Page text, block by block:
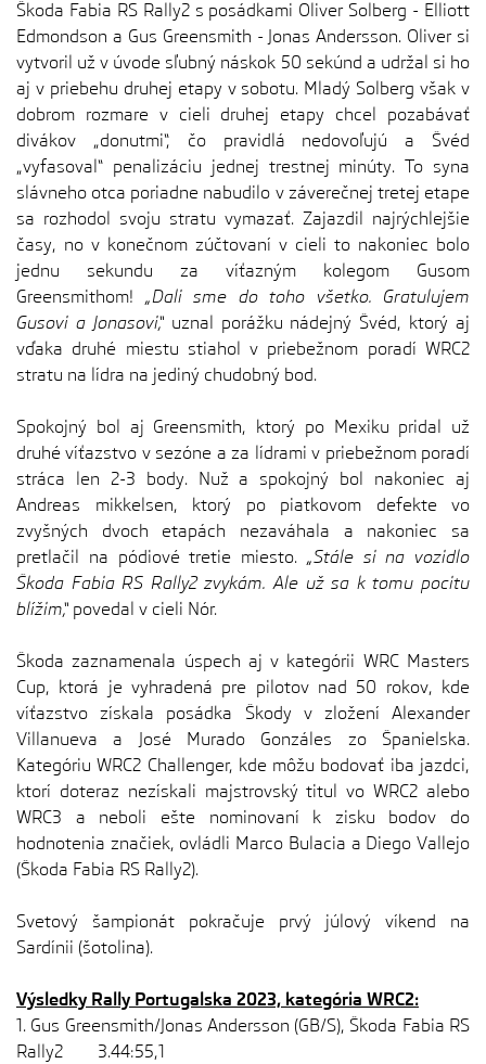
Škoda Fabia RS Rally2 s posádkami Oliver Solberg - Elliott
Edmondson a Gus Greensmith - Jonas Andersson. Oliver si
vytvoril už v úvode sľubný náskok 50 sekúnd a udržal si ho
aj v priebehu druhej etapy v sobotu. Mladý Solberg však v
dobrom rozmare v cieli druhej etapy chcel pozabávať
divákov „donutmi“, čo pravidlá nedovoľujú a Švéd
„vyfasoval“ penalizáciu jednej trestnej minúty. To syna
slávneho otca poriadne nabudilo v záverečnej tretej etape
sa rozhodol svoju stratu vymazať. Zajazdil najrýchlejšie
časy, no v konečnom zúčtovaní v cieli to nakoniec bolo
jednu sekundu za víťazným kolegom Gusom
Greensmithom! „Dali sme do toho všetko. Gratulujem
Gusovi a Jonasovi,“uznal porážku nádejný Švéd, ktorý aj
vďaka druhé miestu stiahol v priebežnom poradí WRC2
stratu na lídra na jediný chudobný bod.
Spokojný bol aj Greensmith, ktorý po Mexiku pridal už
druhé víťazstvo v sezóne a za lídrami v priebežnom poradí
stráca len 2-3 body. Nuž a spokojný bol nakoniec aj
Andreas mikkelsen, ktorý po piatkovom defekte vo
zvyšných dvoch etapách nezaváhala a nakoniec sa
pretlačil na pódiové tretie miesto. „Stále si na vozidlo
Škoda Fabia RS Rally2 zvykám. Ale už sa k tomu pocitu
blížim,“ povedal v cieli Nór.
Škoda zaznamenala úspech aj v kategórii WRC Masters
Cup, ktorá je vyhradená pre pilotov nad 50 rokov, kde
víťazstvo získala posádka Škody v zložení Alexander
Villanueva a José Murado Gonzáles zo Španielska.
Kategóriu WRC2 Challenger, kde môžu bodovať iba jazdci,
ktorí doteraz nezískali majstrovský titul vo WRC2 alebo
WRC3 a neboli ešte nominovaní k zisku bodov do
hodnotenia značiek, ovládli Marco Bulacia a Diego Vallejo
(Škoda Fabia RS Rally2).
Svetový šampionát pokračuje prvý júlový víkend na
Sardínii (šotolina).
Výsledky Rally Portugalska 2023, kategória WRC2:
1. Gus Greensmith/Jonas Andersson (GB/S), Škoda Fabia RS
Rally2 3.44:55,1